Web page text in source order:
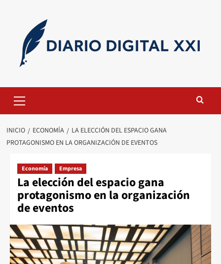
contenido
primario
INICIO ECONOMÍA
LA ELECCIÓN DEL ESPACIO GANA
PROTAGONISMO EN LA ORGANIZACIÓN DE EVENTOS
Economía Empresa
La elección del espacio gana
protagonismo en la organización
de eventos